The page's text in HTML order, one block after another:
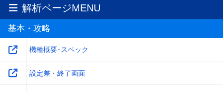
解析ページMENU
基本・攻略
機種概要･スペック
設定差・終了画面